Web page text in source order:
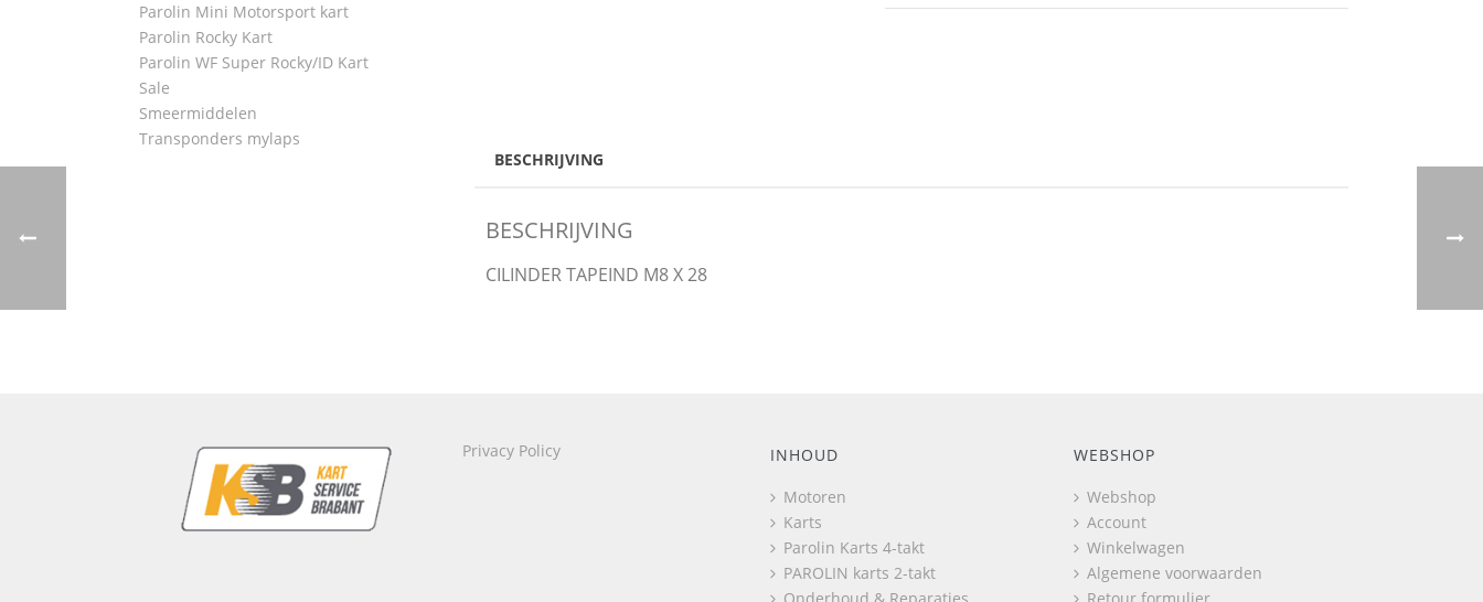
BESCHRIJVING
BESCHRIJVING
CILINDER TAPEIND M8 X 28
Parolin Mini Motorsport kart
Parolin Rocky Kart
Parolin WF Super Rocky/ID Kart
Sale
Smeermiddelen
Transponders mylaps
Privacy Policy
INHOUD
Motoren
Karts
Parolin Karts 4-takt
PAROLIN karts 2-takt
Onderhoud & Reparaties
WEBSHOP
Webshop
Account
Winkelwagen
Algemene voorwaarden
Retour formulier